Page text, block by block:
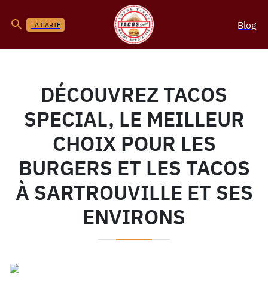
LA CARTE Blog
DÉCOUVREZ TACOS
SPECIAL, LE MEILLEUR
CHOIX POUR LES
BURGERS ET LES TACOS
À SARTROUVILLE ET SES
ENVIRONS